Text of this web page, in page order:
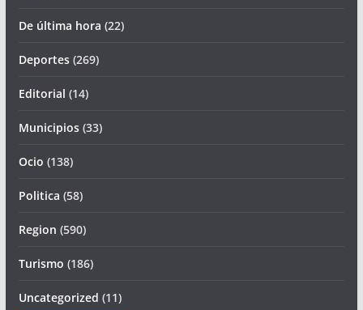
De última hora (22)
Deportes(269)
Editorial (14)
Municipios(33)
Ocio (138)
Politica (58)
Region (590)
Turismo (186)
Uncategorized (11)